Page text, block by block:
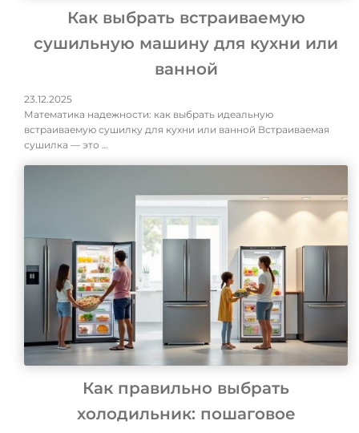
Как выбрать встраиваемую
сушильную машину для кухни или
ванной
23.12.2025
Математика надежности: как выбрать идеальную
встраиваемую сушилку для кухни или ванной Встраиваемая
сушилка — это …
Как правильно выбрать
холодильник: пошаговое